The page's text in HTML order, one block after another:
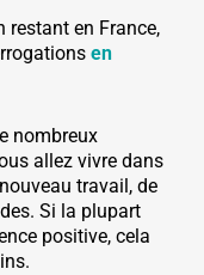
restant en France,
en
nombreux
allez vivre dans
travail, de
Si la plupart
positive, cela